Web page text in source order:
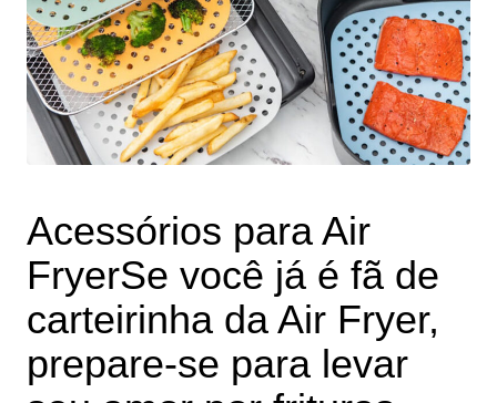
Acessórios para Air
FryerSe você já é fã de
carteirinha da Air Fryer,
prepare-se para levar